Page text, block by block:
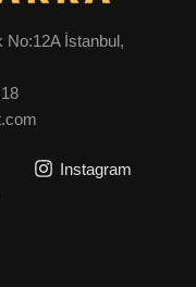
İstanbul,
Instagram